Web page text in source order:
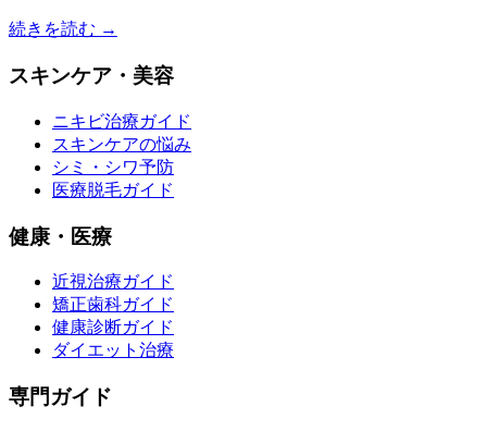
続きを読む →
スキンケア・美容
ニキビ治療ガイド
スキンケアの悩み
シミ・シワ予防
医療脱毛ガイド
健康・医療
近視治療ガイド
矯正歯科ガイド
健康診断ガイド
ダイエット治療
専門ガイド